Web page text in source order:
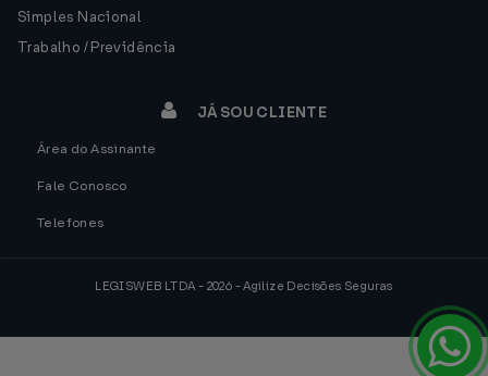
Simples Nacional
Trabalho / Previdência
JÁ SOU CLIENTE
Área do Assinante
Fale Conosco
Telefones
LEGISWEB LTDA - 2026 - Agilize Decisões Seguras